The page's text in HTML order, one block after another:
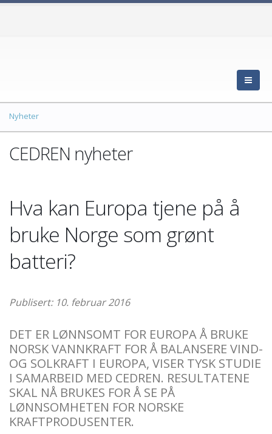
Nyheter
CEDREN nyheter
Hva kan Europa tjene på å
bruke Norge som grønt
batteri?
Publisert: 10. februar 2016
DET ER LØNNSOMT FOR EUROPA Å BRUKE
NORSK VANNKRAFT FOR Å BALANSERE VIND-
OG SOLKRAFT I EUROPA, VISER TYSK STUDIE
I SAMARBEID MED CEDREN. RESULTATENE
SKAL NÅ BRUKES FOR Å SE PÅ
LØNNSOMHETEN FOR NORSKE
KRAFTPRODUSENTER.